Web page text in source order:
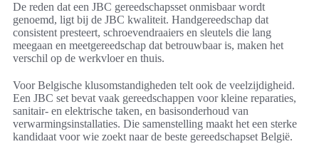
De reden dat een JBC gereedschapsset onmisbaar wordt
genoemd, ligt bij de JBC kwaliteit. Handgereedschap dat
consistent presteert, schroevendraaiers en sleutels die lang
meegaan en meetgereedschap dat betrouwbaar is, maken het
verschil op de werkvloer en thuis.
Voor Belgische klusomstandigheden telt ook de veelzijdigheid.
Een JBC set bevat vaak gereedschappen voor kleine reparaties,
sanitair- en elektrische taken, en basisonderhoud van
verwarmingsinstallaties. Die samenstelling maakt het een sterke
kandidaat voor wie zoekt naar de beste gereedschapset België.